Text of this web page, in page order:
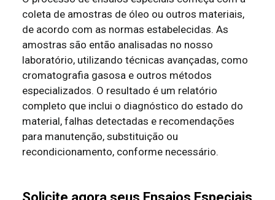
coleta de amostras de óleo ou outros materiais,
de acordo com as normas estabelecidas. As
amostras são então analisadas no nosso
laboratório, utilizando técnicas avançadas, como
cromatografia gasosa e outros métodos
especializados. O resultado é um relatório
completo que inclui o diagnóstico do estado do
material, falhas detectadas e recomendações
para manutenção, substituição ou
recondicionamento, conforme necessário.